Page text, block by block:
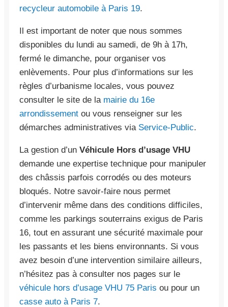
recycleur automobile à Paris 19.
Il est important de noter que nous sommes
disponibles du lundi au samedi, de 9h à 17h,
fermé le dimanche, pour organiser vos
enlèvements. Pour plus d’informations sur les
règles d’urbanisme locales, vous pouvez
consulter le site de la mairie du 16e
arrondissement ou vous renseigner sur les
démarches administratives via Service-Public.
La gestion d’un Véhicule Hors d’usage VHU
demande une expertise technique pour manipuler
des châssis parfois corrodés ou des moteurs
bloqués. Notre savoir-faire nous permet
d’intervenir même dans des conditions difficiles,
comme les parkings souterrains exigus de Paris
16, tout en assurant une sécurité maximale pour
les passants et les biens environnants. Si vous
avez besoin d’une intervention similaire ailleurs,
n’hésitez pas à consulter nos pages sur le
véhicule hors d’usage VHU 75 Paris ou pour un
casse auto à Paris 7.